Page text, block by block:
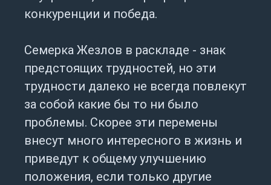
конкуренции и победа.
Семерка Жезлов в раскладе - знак
предстоящих трудностей, но эти
трудности далеко не всегда повлекут
за собой какие бы то ни было
проблемы. Скорее эти перемены
внесут много интересного в жизнь и
приведут к общему улучшению
положения, если только другие